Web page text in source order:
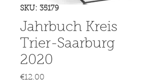
SKU: 35179
Jahrbuch Kreis
Trier-Saarburg
2020
€12.00